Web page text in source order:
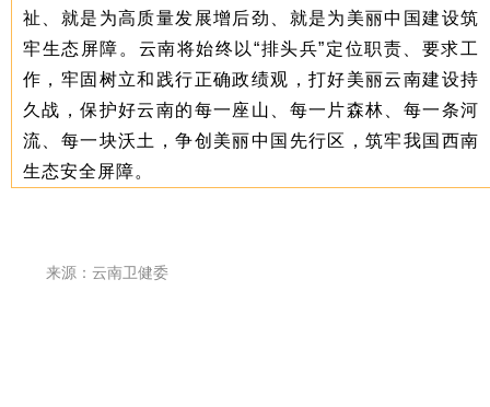
祉、就是为高质量发展增后劲、就是为美丽中国建设筑
牢生态屏障。云南将始终以“排头兵”定位职责、要求工
作，牢固树立和践行正确政绩观，打好美丽云南建设持
久战，保护好云南的每一座山、每一片森林、每一条河
流、每一块沃土，争创美丽中国先行区，筑牢我国西南
生态安全屏障。
来源：云南卫健委